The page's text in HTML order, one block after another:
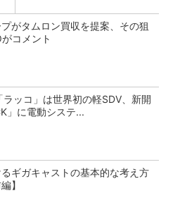
がタムロン買収を提案、その狙
コメント
ラッコ」は世界初の軽SDV、新開
」に電動システ...
ギガキャストの基本的な考え方
】